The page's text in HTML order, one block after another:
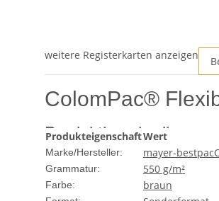
weitere Registerkarten anzeigen
ColomPac®
Produktbeschreibung
Die ColomPac® Flexible
Unternehmen und
und stellt sicher, dass Ihre
ProdukteigenschaftWert
Marke/Hersteller: mayer-bestpac
Grammatur: 550 g/m²
Farbe: braun